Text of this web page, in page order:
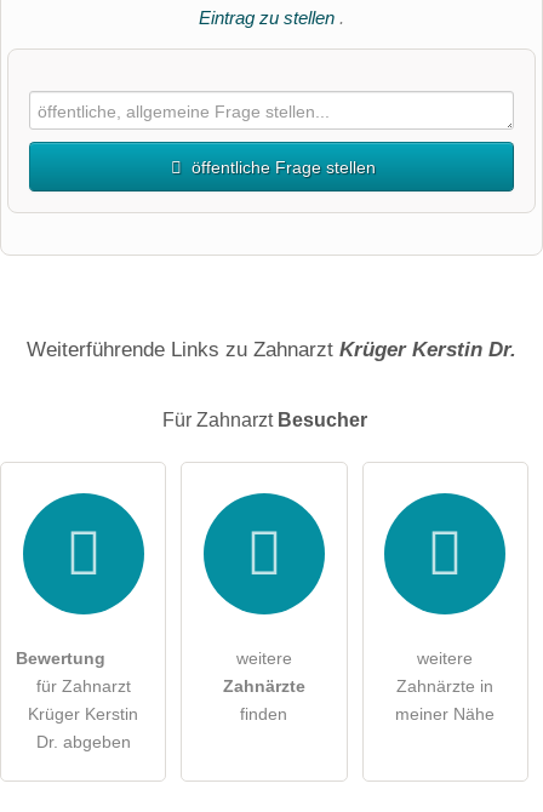
Eintrag zu stellen .
öffentliche Frage stellen
E-Mail-Adresse (wird nicht veröffentlicht)
Hiermit akzeptiere ich die .
öffentliche Frage stellen Abbrechen
Hinweis: Bitte beachten Sie, öffentliche Fragen sind
Weiterführende Links zu Zahnarzt Krüger Kerstin Dr.
Für Zahnarzt Besucher
Bewertung
für Zahnarzt
Krüger Kerstin
Dr. abgeben
weitere
Zahnärzte
finden
weitere
Zahnärzte in
meiner Nähe